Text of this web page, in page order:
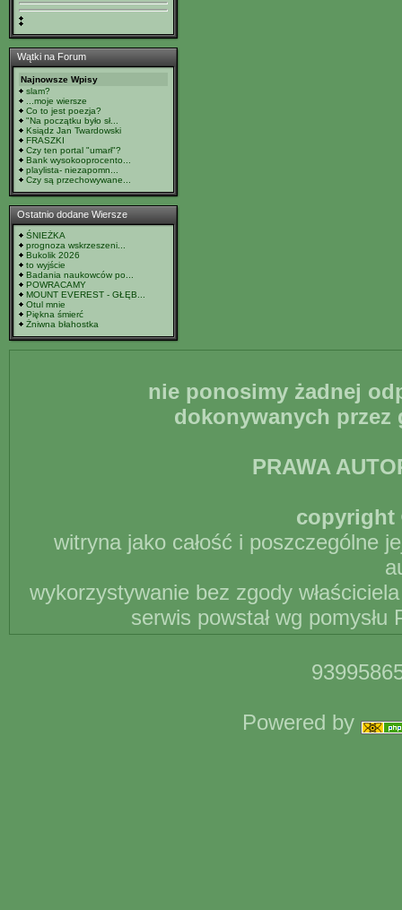
Wątki na Forum
Najnowsze Wpisy
slam?
...moje wiersze
Co to jest poezja?
"Na początku było sł...
Ksiądz Jan Twardowski
FRASZKI
Czy ten portal "umarł"?
Bank wysokooprocento...
playlista- niezapomn...
Czy są przechowywane...
Ostatnio dodane Wiersze
ŚNIEŻKA
prognoza wskrzeszeni...
Bukolik 2026
to wyjście
Badania naukowców po...
POWRACAMY
MOUNT EVEREST - GŁĘB...
Otul mnie
Piękna śmierć
Żniwna błahostka
nie ponosimy żadnej
dokonywanych
PRAWA
copyright
witryna jako całość i poszczególne
wykorzystywanie bez zgody
serwis powstał wg
Powered by